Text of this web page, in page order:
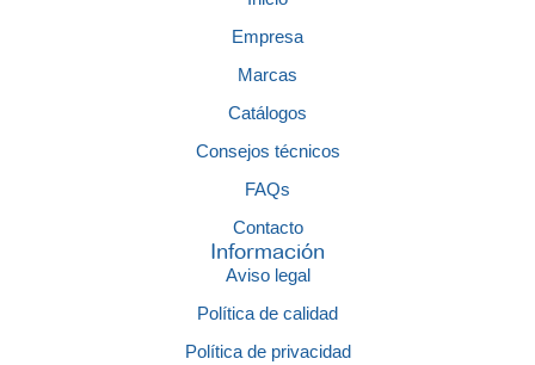
Empresa
Marcas
Catálogos
Consejos técnicos
FAQs
Contacto
Información
Aviso legal
Política de calidad
Política de privacidad